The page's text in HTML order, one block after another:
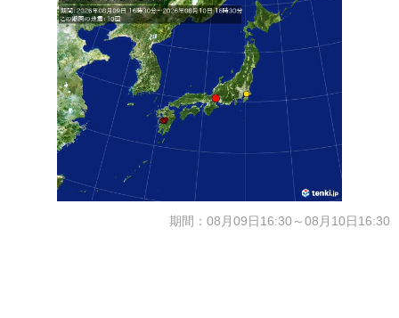
期間：08月09日16:30～08月10日16:30